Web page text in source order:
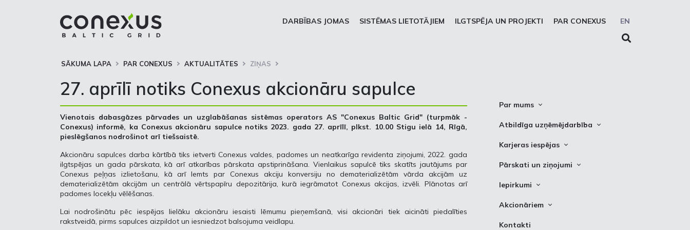
EN
DARBĪBAS JOMAS SISTĒMAS LIETOTĀJIEM ILGTSPĒJA UN PROJEKTI PAR CONEXUS
SĀKUMA LAPA PAR CONEXUS AKTUALITĀTES ZIŅAS
27. aprīlī notiks Conexus akcionāru sapulce
Vienotais dabasgāzes pārvades un uzglabāšanas sistēmas operators AS "Conexus Baltic Grid" (turpmāk -
Conexus) informē, ka Conexus akcionāru sapulce notiks 2023. gada 27. aprīlī, plkst. 10.00 Stigu ielā 14, Rīgā,
pieslēgšanos nodrošinot arī tiešsaistē.
Akcionāru sapulces darba kārtībā tiks ietverti Conexus valdes, padomes un neatkarīga revidenta ziņojumi, 2022. gada
ilgtspējas un gada pārskata, kā arī atkarības pārskata apstiprināšana. Vienlaikus sapulcē tiks skatīts jautājums par
Conexus peļņas izlietošanu, kā arī lemts par Conexus akciju konversiju no dematerializētām vārda akcijām uz
dematerializētām akcijām un centrālā vērtspapīru depozitārija, kurā iegrāmatot Conexus akcijas, izvēli. Plānotas arī
padomes locekļu vēlēšanas.
Lai nodrošinātu pēc iespējas lielāku akcionāru iesaisti lēmumu pieņemšanā, visi akcionāri tiek aicināti piedalīties
rakstveidā, pirms sapulces aizpildot un iesniedzot balsojuma veidlapu.
Par mums
Conexus vizītkarte
Akcionāru struktūra
Struktūra
Padome
Atbildīga uzņēmējdarbība
Cel trauksmi
Karjeras iespējas
Vakances
Pārskati un ziņojumi
Attīstības plāni
Iepirkumi
Iepirkumi
Akcionāriem
Informācija
Kontakti